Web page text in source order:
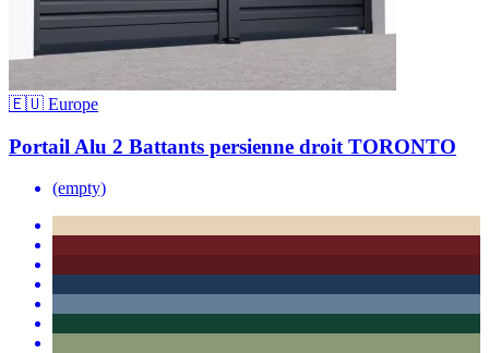
🇪🇺 Europe
Portail Alu 2 Battants persienne droit TORONTO
(empty)